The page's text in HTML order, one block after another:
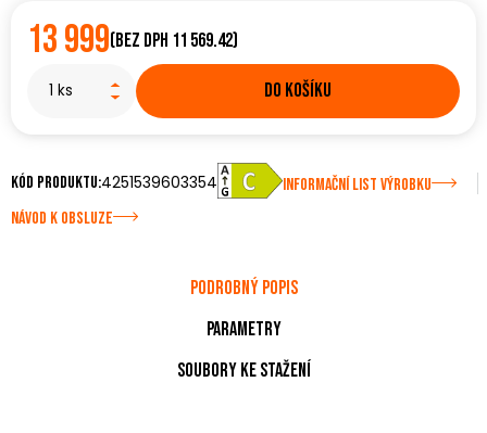
13 999(bez DPH 11 569.42)
DO KOŠÍKU
Kód produktu:4251539603354
INFORMAČNÍ LIST VÝROBKU
NÁVOD K OBSLUZE
Podrobný popis
Parametry
Soubory ke stažení